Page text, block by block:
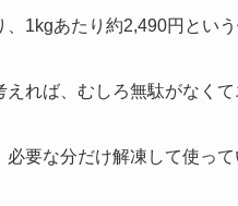
1kgあたり約2,490円という
えれば、むしろ無駄がなく
要な分だけ解凍して使って